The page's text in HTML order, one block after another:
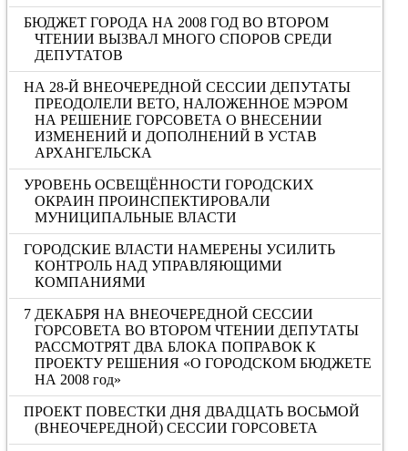
БЮДЖЕТ ГОРОДА НА 2008 ГОД ВО ВТОРОМ
ЧТЕНИИ ВЫЗВАЛ МНОГО СПОРОВ СРЕДИ
ДЕПУТАТОВ
НА 28-Й ВНЕОЧЕРЕДНОЙ СЕССИИ ДЕПУТАТЫ
ПРЕОДОЛЕЛИ ВЕТО, НАЛОЖЕННОЕ МЭРОМ
НА РЕШЕНИЕ ГОРСОВЕТА О ВНЕСЕНИИ
ИЗМЕНЕНИЙ И ДОПОЛНЕНИЙ В УСТАВ
АРХАНГЕЛЬСКА
УРОВЕНЬ ОСВЕЩЁННОСТИ ГОРОДСКИХ
ОКРАИН ПРОИНСПЕКТИРОВАЛИ
МУНИЦИПАЛЬНЫЕ ВЛАСТИ
ГОРОДСКИЕ ВЛАСТИ НАМЕРЕНЫ УСИЛИТЬ
КОНТРОЛЬ НАД УПРАВЛЯЮЩИМИ
КОМПАНИЯМИ
7 ДЕКАБРЯ НА ВНЕОЧЕРЕДНОЙ СЕССИИ
ГОРСОВЕТА ВО ВТОРОМ ЧТЕНИИ ДЕПУТАТЫ
РАССМОТРЯТ ДВА БЛОКА ПОПРАВОК К
ПРОЕКТУ РЕШЕНИЯ «О ГОРОДСКОМ БЮДЖЕТЕ
НА 2008 год»
ПРОЕКТ ПОВЕСТКИ ДНЯ ДВАДЦАТЬ ВОСЬМОЙ
(ВНЕОЧЕРЕДНОЙ) СЕССИИ ГОРСОВЕТА